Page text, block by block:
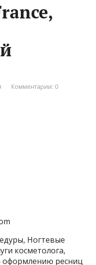
Комментарии: 0
Ногтевые
косметолога,
оформлению ресниц